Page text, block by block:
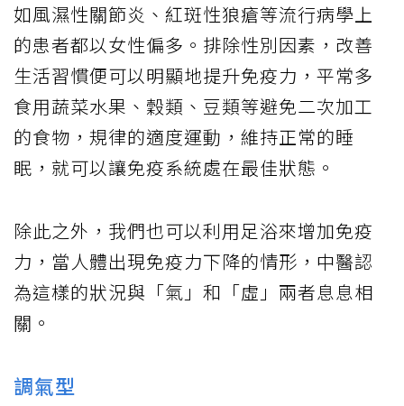
如風濕性關節炎、紅斑性狼瘡等流行病學上
的患者都以女性偏多。排除性別因素，改善
生活習慣便可以明顯地提升免疫力，平常多
食用蔬菜水果、穀類、豆類等避免二次加工
的食物，規律的適度運動，維持正常的睡
眠，就可以讓免疫系統處在最佳狀態。
除此之外，我們也可以利用足浴來增加免疫
力，當人體出現免疫力下降的情形，中醫認
為這樣的狀況與「氣」和「虛」兩者息息相
關。
調氣型